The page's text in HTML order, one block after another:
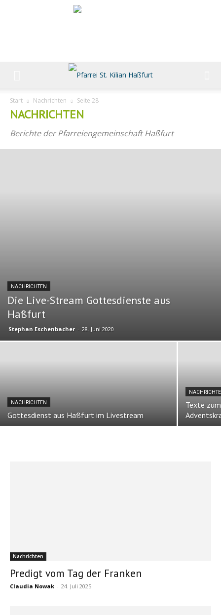
Start Nachrichten Seite 28
NACHRICHTEN
Berichte der Pfarreiengemeinschaft Haßfurt
NACHRICHTEN
Die Live-Stream Gottesdienste aus
Haßfurt
Stephan Eschenbacher - 28. Juni 2020
NACHRICHTEN
Gottesdienst aus Haßfurt im Livestream
Texte
Nachrichten
Predigt vom Tag der Franken
Claudia Nowak - 24. Juli 2025